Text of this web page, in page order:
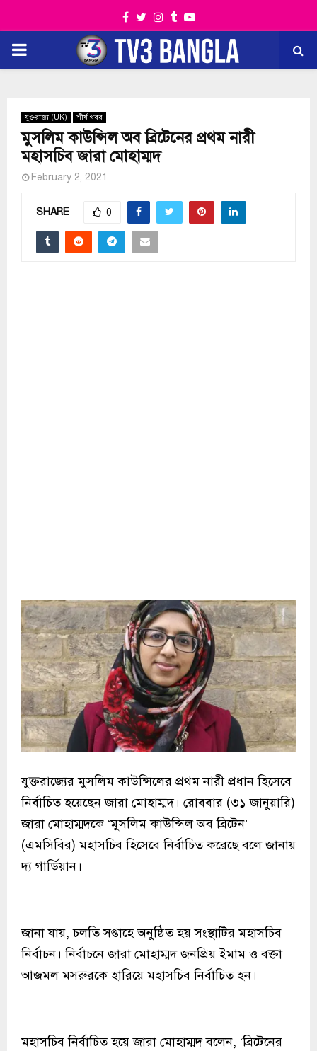
Facebook
TwitterInstagram
TumblrYoutube
PRIMARY
যুক্তরাজ্য (UK) শীর্ষ খবর
মুসলিম কাউন্সিল অব ব্রিটেনের প্রথম নারী
মহাসচিব জারা মোহাম্মদ
February 2, 2021
SHARE 0
যুক্তরাজ্যের মুসলিম কাউন্সিলের প্রথম নারী প্রধান হিসেবে
নির্বাচিত হয়েছেন জারা মোহাম্মদ। রোববার (৩১ জানুয়ারি)
জারা মোহাম্মদকে ‘মুসলিম কাউন্সিল অব ব্রিটেন’
(এমসিবির) মহাসচিব হিসেবে নির্বাচিত করেছে বলে জানায়
দ্য গার্ডিয়ান।
জানা যায়, চলতি সপ্তাহে অনুষ্ঠিত হয় সংস্থাটির মহাসচিব
নির্বাচন। নির্বাচনে জারা মোহাম্মদ জনপ্রিয় ইমাম ও বক্তা
আজমল মসরুরকে হারিয়ে মহাসচিব নির্বাচিত হন।
মহাসচিব নির্বাচিত হয়ে জারা মোহাম্মদ বলেন, ‘ব্রিটেনের